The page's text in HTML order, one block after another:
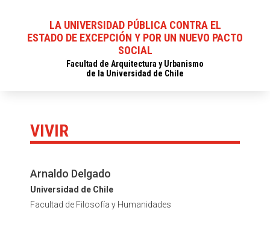
LA UNIVERSIDAD PÚBLICA CONTRA EL
ESTADO DE EXCEPCIÓN Y POR UN NUEVO PACTO
SOCIAL
Facultad de Arquitectura y Urbanismo
de la Universidad de Chile
VIVIR
Arnaldo Delgado
Universidad de Chile
Facultad de Filosofía y Humanidades